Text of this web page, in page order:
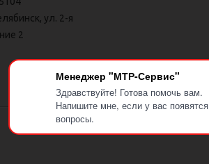
Менеджер "МТР-Сервис"
Здравствуйте! Готова помочь вам.
Напишите мне, если у вас появятся
вопросы.
ул. 2-я
2